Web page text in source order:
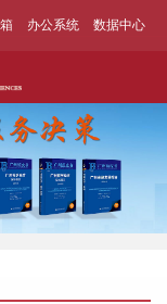
办公系统 数据中心